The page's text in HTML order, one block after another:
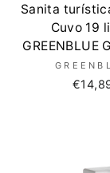
Sanita
Cuvo 19
GREENBLUE